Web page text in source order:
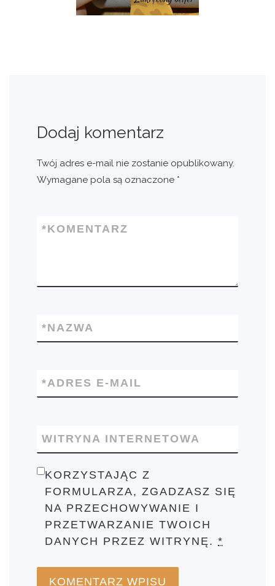
Dodaj komentarz
Twój adres e-mail nie zostanie opublikowany.
Wymagane pola są oznaczone *
KOMENTARZ
*
NAZWA
*
ADRES E-MAIL
*
WITRYNA INTERNETOWA
KORZYSTAJĄC Z
FORMULARZA, ZGADZASZ SIĘ
NA PRZECHOWYWANIE I
PRZETWARZANIE TWOICH
DANYCH PRZEZ WITRYNĘ.*